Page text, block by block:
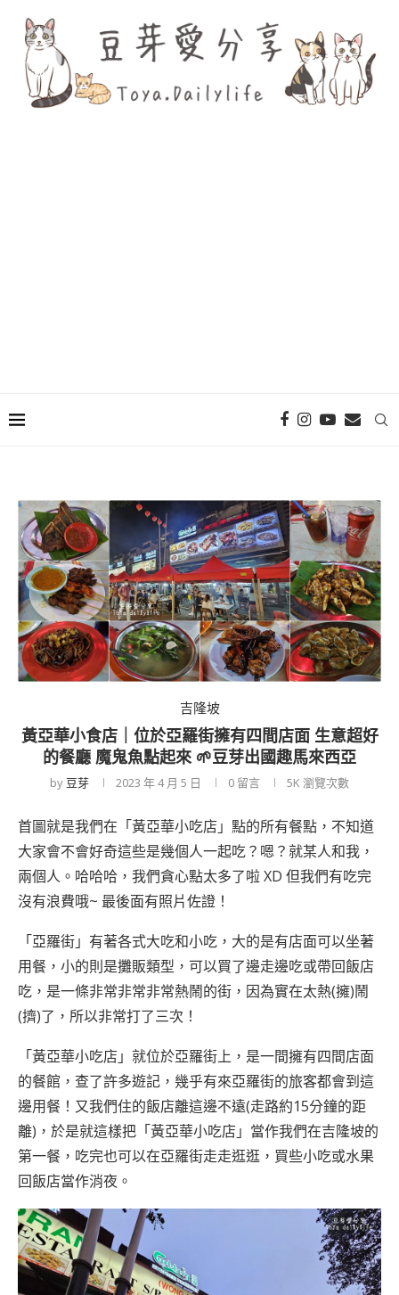
吉隆坡
黃亞華小食店｜位於亞羅街擁有四間店面 生意超好
的餐廳 魔鬼魚點起來 🌱豆芽出國趣馬來西亞
by 豆芽 2023 年 4 月 5 日 0 留言 5K瀏覽次數
首圖就是我們在「黃亞華小吃店」點的所有餐點，不知道
大家會不會好奇這些是幾個人一起吃？嗯？就某人和我，
兩個人。哈哈哈，我們貪心點太多了啦 XD 但我們有吃完
沒有浪費哦~ 最後面有照片佐證！
「亞羅街」有著各式大吃和小吃，大的是有店面可以坐著
用餐，小的則是攤販類型，可以買了邊走邊吃或帶回飯店
吃，是一條非常非常非常熱鬧的街，因為實在太熱(擁)鬧
(擠)了，所以非常打了三次！
「黃亞華小吃店」就位於亞羅街上，是一間擁有四間店面
的餐館，查了許多遊記，幾乎有來亞羅街的旅客都會到這
邊用餐！又我們住的飯店離這邊不遠(走路約15分鐘的距
離)，於是就這樣把「黃亞華小吃店」當作我們在吉隆坡的
第一餐，吃完也可以在亞羅街走走逛逛，買些小吃或水果
回飯店當作消夜。